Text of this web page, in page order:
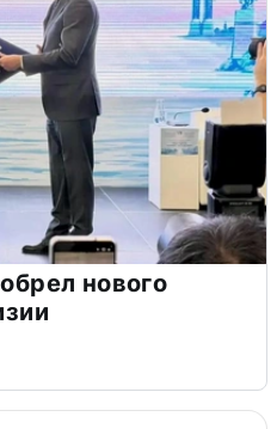
нового